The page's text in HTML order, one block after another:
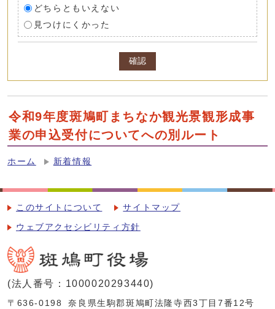
どちらともいえない
見つけにくかった
確認
令和9年度斑鳩町まちなか観光景観形成事
業の申込受付についてへの別ルート
ホーム 新着情報
このサイトについて サイトマップ
ウェブアクセシビリティ方針
(法人番号：1000020293440)
〒636-0198
奈良県生駒郡斑鳩町法隆寺西3丁目7番12号